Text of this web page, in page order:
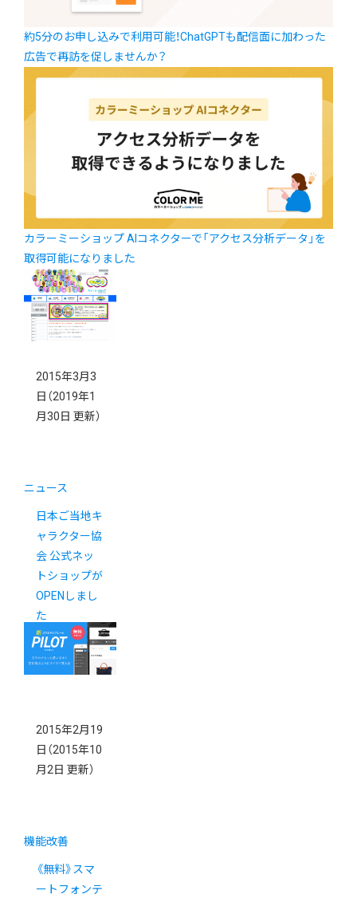
約5分のお申し込みで利用可能！ChatGPTも配信面に加わった
広告で再訪を促しませんか？
カラーミーショップ AIコネクターで「アクセス分析データ」を
取得可能になりました
2015年3月3
日 （2019年1
月30日 更新）
ニュース
日本ご当地キ
ャラクター協
会 公式ネッ
トショップが
OPENしまし
た
2015年2月19
日 （2015年10
月2日 更新）
機能改善
《無料》スマ
ートフォンテ